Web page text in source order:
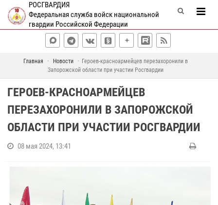
РОСГВАРДИЯ
Федеральная служба войск национальной
гвардии Российской Федерации
Главная Новости
Героев-красноармейцев перезахоронили в
Запорожской области при участии Росгвардии
ГЕРОЕВ-КРАСНОАРМЕЙЦЕВ
ПЕРЕЗАХОРОНИЛИ В ЗАПОРОЖСКОЙ
ОБЛАСТИ ПРИ УЧАСТИИ РОСГВАРДИИ
08 мая 2024, 13:41